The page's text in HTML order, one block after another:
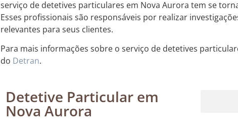
serviço de detetives particulares em Nova Aurora tem se
Esses profissionais são responsáveis por realizar
relevantes para seus clientes.
Para mais informações sobre o serviço de detetives
do Detran.
Detetive Particular em
Nova Aurora